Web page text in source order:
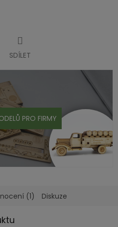
SDÍLET
PRO FIRMY
(1) Diskuze